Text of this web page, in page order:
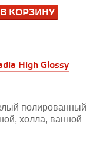
High Glossy
полированный
холла, ванной
В КОРЗИНУ